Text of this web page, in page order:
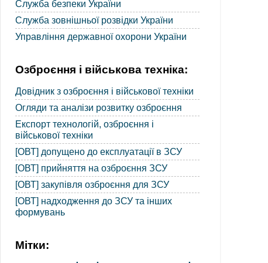
Служба безпеки України
Служба зовнішньої розвідки України
Управління державної охорони України
Озброєння і військова техніка:
Довідник з озброєння і військової техніки
Огляди та аналізи розвитку озброєння
Експорт технологій, озброєння і
військової техніки
[ОВТ] допущено до експлуатації в ЗСУ
[ОВТ] прийняття на озброєння ЗСУ
[ОВТ] закупівля озброєння для ЗСУ
[ОВТ] надходження до ЗСУ та інших
формувань
Мітки: